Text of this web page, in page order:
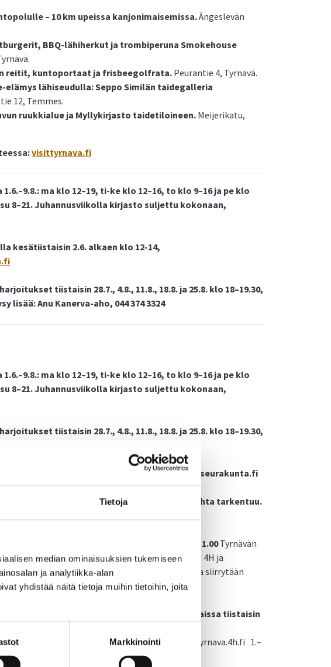
Tietoja
median ominaisuuksien tukemiseen
ja analytiikka-alan
yhdistää näitä tietoja muihin tietoihin, joita
Markkinointi
– 10 km upeissa kanjonimaisemissa.Ängeslevän
BBQ-lähiherkut ja trombiperuna Smokehouse
reitit, kuntoportaat ja frisbeegolfrata.Peurantie 4, Tyrnävä.
lähiseudulla: Seppo Similän taidegalleria
12, Temmes.
ruukkialue ja Myllykirjasto taidetiloineen.Meijerikatu,
visittyrnava.fi
ma klo 12–19, ti-ke klo 12–16, to klo 9–16 ja pe klo
8–21. Juhannusviikolla kirjasto suljettu kokonaan,
kesätiistaisin 2.6. alkaen klo 12-14,
tiistaisin 28.7., 4.8., 11.8., 18.8. ja 25.8. klo 18–19.30,
lisää: Anu Kanerva-aho, 044 374 3324
ma klo 12–19, ti-ke klo 12–16, to klo 9–16 ja pe klo
8–21. Juhannusviikolla kirjasto suljettu kokonaan,
tiistaisin 28.7., 4.8., 11.8., 18.8. ja 25.8. klo 18–19.30,
klo 12-14, tyrnavanseurakunta.fi
Temmes, kirkonkylä ja Murto. Ajankohta tarkentuu.
1.–6.-luokkalaisille ma-pe 1.–12.6. klo 9.30–11.00Tyrnävän
koulun salissa), järjestäjä Tyrnävän 4H ja
ennen kerhon alkua kunnantalon pihalla, josta siirrytään
ikäihmisille kesällä Kotihalmeen kuntoportaissa tiistaisin
1.6. Kesäkerho Safkasankarit, Murto, tyrnava.4h.fi 1.–